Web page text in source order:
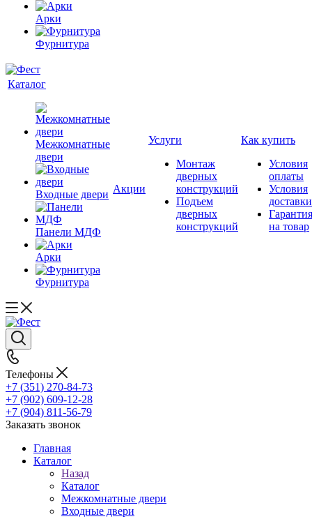
Арки
Фурнитура
Каталог
Межкомнатные
двери
Входные двери
Панели МДФ
Арки
Фурнитура
Акции
Услуги
Монтаж
дверных
конструкций
Подъем
дверных
конструкций
Как купить
Условия
оплаты
Условия
доставки
Гарантия
на товар
Телефоны
+7 (351) 270-84-73
+7 (902) 609-12-28
+7 (904) 811-56-79
Заказать звонок
Главная
Каталог
Назад
Каталог
Межкомнатные двери
Входные двери